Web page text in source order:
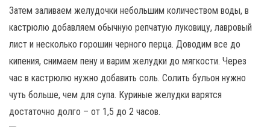
Затем заливаем желудочки небольшим количеством воды, в
кастрюлю добавляем обычную репчатую луковицу, лавровый
лист и несколько горошин черного перца. Доводим все до
кипения, снимаем пену и варим желудки до мягкости. Через
час в кастрюлю нужно добавить соль. Солить бульон нужно
чуть больше, чем для супа. Куриные желудки варятся
достаточно долго – от 1,5 до 2 часов.